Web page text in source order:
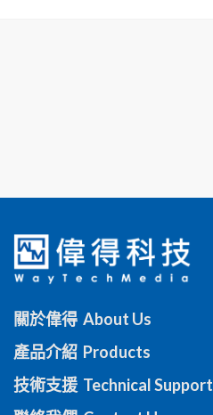
關於偉得 About Us
產品介紹 Products
技術支援 Technical Support